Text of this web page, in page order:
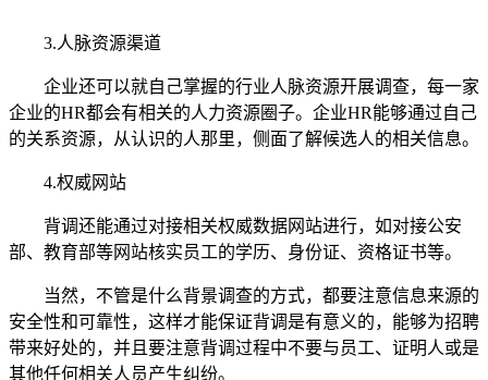
3.人脉资源渠道
企业还可以就自己掌握的行业人脉资源开展调查，每一家
企业的HR都会有相关的人力资源圈子。企业HR能够通过自己
的关系资源，从认识的人那里，侧面了解候选人的相关信息。
4.权威网站
背调还能通过对接相关权威数据网站进行，如对接公安
部、教育部等网站核实员工的学历、身份证、资格证书等。
当然，不管是什么背景调查的方式，都要注意信息来源的
安全性和可靠性，这样才能保证背调是有意义的，能够为招聘
带来好处的，并且要注意背调过程中不要与员工、证明人或是
其他任何相关人员产生纠纷。